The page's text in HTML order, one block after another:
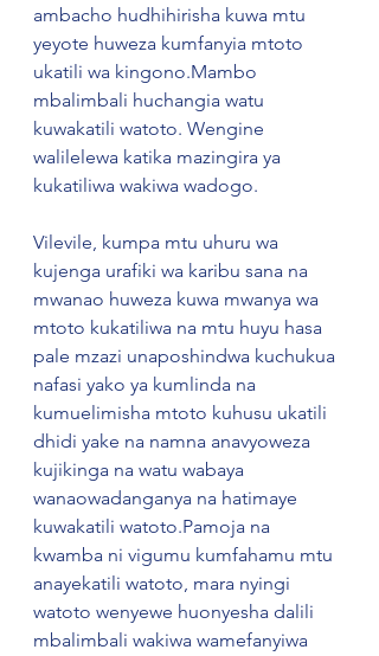
ambacho hudhihirisha kuwa mtu
yeyote huweza kumfanyia mtoto
ukatili wa kingono.Mambo
mbalimbali huchangia watu
kuwakatili watoto. Wengine
walilelewa katika mazingira ya
kukatiliwa wakiwa wadogo.
Vilevile, kumpa mtu uhuru wa
kujenga urafiki wa karibu sana na
mwanao huweza kuwa mwanya wa
mtoto kukatiliwa na mtu huyu hasa
pale mzazi unaposhindwa kuchukua
nafasi yako ya kumlinda na
kumuelimisha mtoto kuhusu ukatili
dhidi yake na namna anavyoweza
kujikinga na watu wabaya
wanaowadanganya na hatimaye
kuwakatili watoto.Pamoja na
kwamba ni vigumu kumfahamu mtu
anayekatili watoto, mara nyingi
watoto wenyewe huonyesha dalili
mbalimbali wakiwa wamefanyiwa